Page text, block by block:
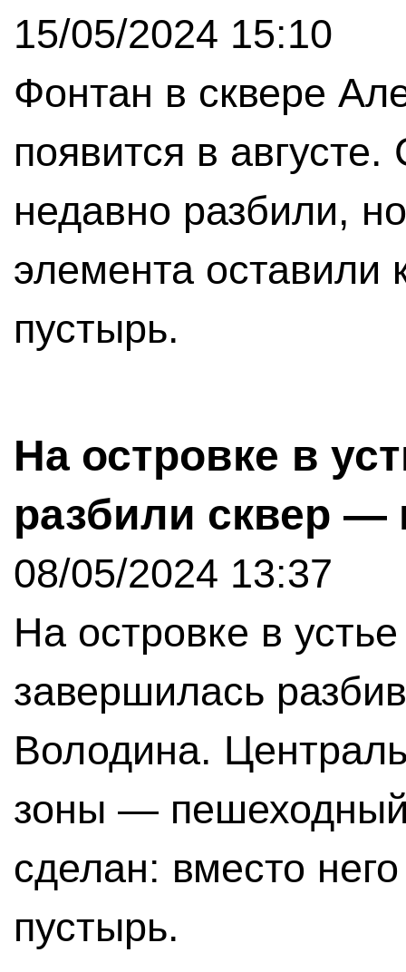
15/05/2024 15:10
Фонтан в сквере
появится в
недавно разбили,
элемента оставили
пустырь.
На островке в
разбили сквер —
08/05/2024 13:37
На островке в
завершилась
Володина.
зоны —
сделан: вместо
пустырь.